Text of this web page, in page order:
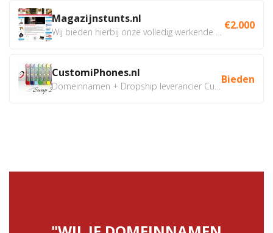
Magazijnstunts.nl €2.000
CustomiPhones.nl Bieden